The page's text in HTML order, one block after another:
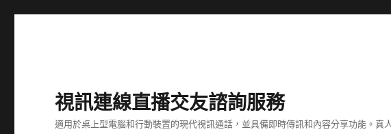
視訊連線直播交友諮詢服務
適用於桌上型電腦和行動裝置的現代視訊通話，並具備即時傳訊和內容分享功能。